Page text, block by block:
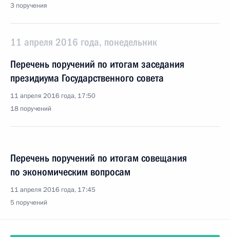
3 поручения
11 апреля 2016 года, понедельник
Перечень поручений по итогам заседания
президиума Государственного совета
11 апреля 2016 года, 17:50
18 поручений
Перечень поручений по итогам совещания
по экономическим вопросам
11 апреля 2016 года, 17:45
5 поручений